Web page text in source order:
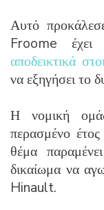
Αυτό
Froome έχει
αποδεικτικά
να εξηγήσει το
Η νομική
περασμένο
θέμα
δικαίωμα να
Hinault.